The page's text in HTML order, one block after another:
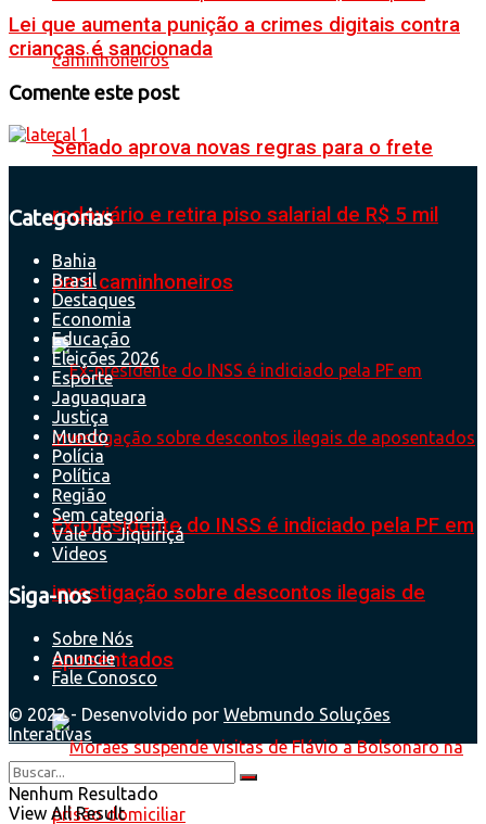
Senado aprova novas regras para o frete
rodoviário e retira piso salarial de R$ 5 mil
para caminhoneiros
Ex-presidente do INSS é indiciado pela PF em
investigação sobre descontos ilegais de
aposentados
Lei que aumenta punição a crimes digitais contra
crianças é sancionada
Comente este post
Categorias
Bahia
Brasil
Destaques
Economia
Educação
Eleições 2026
Esporte
Jaguaquara
Justiça
Mundo
Polícia
Política
Região
Sem categoria
Vale do Jiquiriçá
Videos
Siga-nos
Sobre Nós
Anuncie
Fale Conosco
© 2022 - Desenvolvido por Webmundo Soluções
Interativas
Nenhum Resultado
View All Result